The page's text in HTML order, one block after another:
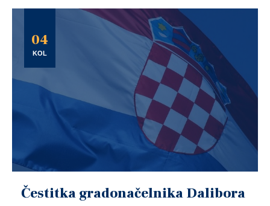
04
KOL
Čestitka gradonačelnika Dalibora